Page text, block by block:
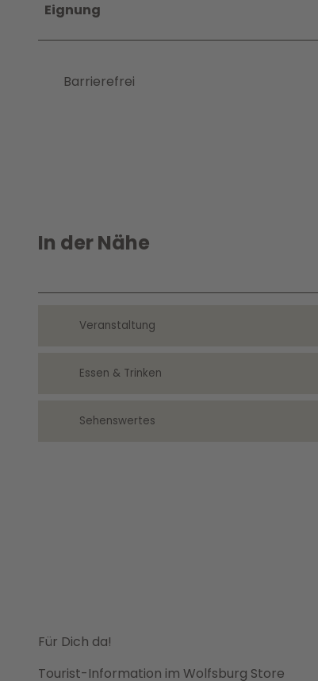
Eignung
Barrierefrei
In der Nähe
Veranstaltung
Essen & Trinken
Sehenswertes
Für Dich da!
Tourist-Information im Wolfsburg Store